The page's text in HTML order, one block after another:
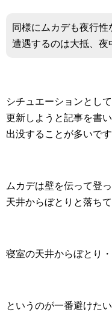
同様にムカデも夜行性
遭遇するのは大抵、夜
シチュエーションとし
更新しようと記事を書
出没することが多いです
ムカデは壁を伝って登
天井からぼとりと落ち
寝室の天井からぼとり・
というのが一番避けたい